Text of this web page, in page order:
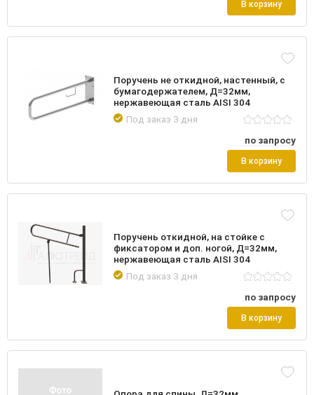
В корзину
Поручень не откидной, настенный, с
бумагодержателем, Д=32мм,
нержавеющая сталь AISI 304
Под заказ 3 дня
по запросу
В корзину
Поручень откидной, на стойке с
фиксатором и доп. ногой, Д=32мм,
нержавеющая сталь AISI 304
Под заказ 3 дня
по запросу
В корзину